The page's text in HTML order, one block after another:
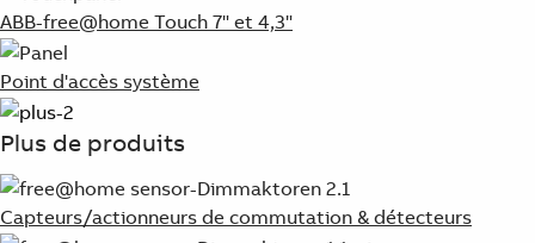
ABB-free@home Touch 7" et 4,3"
Point d'accès système
Plus de produits
Capteurs/actionneurs de commutation & détecteurs